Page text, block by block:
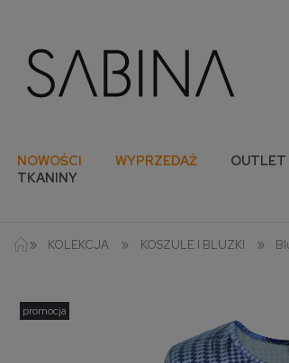
NOWOŚCI WYPRZEDAŻ OUTLET
TKANINY
» KOLEKCJA » KOSZULE I BLUZKI »
promocja